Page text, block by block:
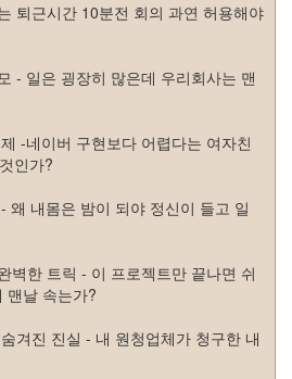
퇴근시간 10분전 회의 과연 허용해야
- 일은 굉장히 많은데 우리회사는 맨
-네이버 구현보다 어렵다는 여자친
인가?
왜 내몸은 밤이 되야 정신이 들고 일
벽한 트릭 - 이 프로젝트만 끝나면 쉬
맨날 속는가?
겨진 진실 - 내 원청업체가 청구한 내